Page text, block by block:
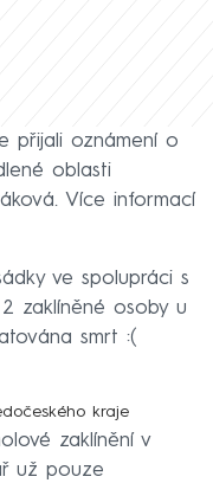
přijali oznámení o
oblasti
Více informací
ve spolupráci s
2 zaklíněné osoby u
smrt :(
kraje
zaklínění v
už pouze